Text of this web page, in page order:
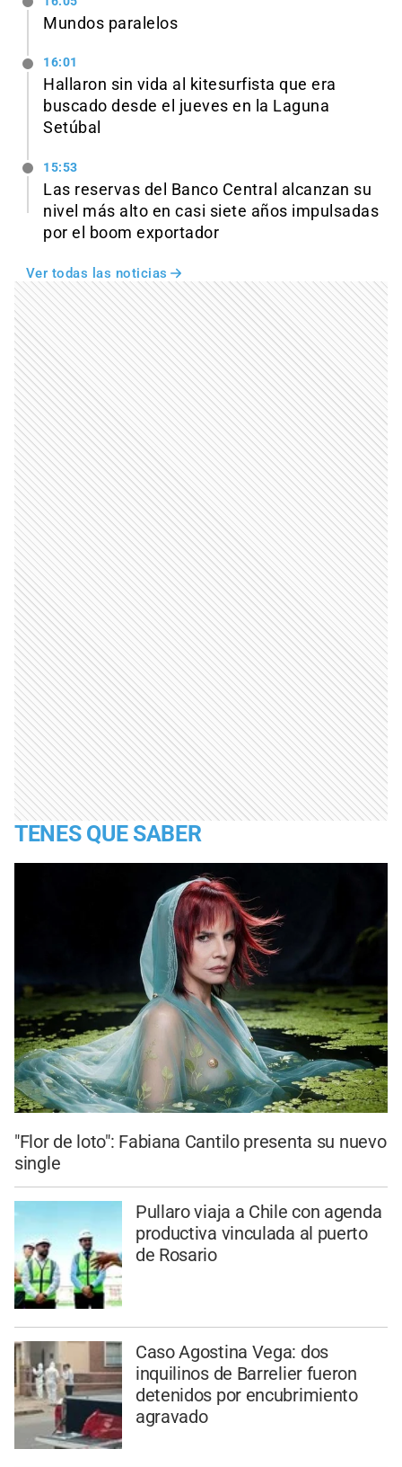
Mundos paralelos
16:01
Hallaron sin vida al kitesurfista que era
buscado desde el jueves en la Laguna
Setúbal
15:53
Las reservas del Banco Central alcanzan su
nivel más alto en casi siete años impulsadas
por el boom exportador
Ver todas las noticias
TENES QUE SABER
"Flor de loto": Fabiana Cantilo presenta su nuevo
single
Pullaro viaja a Chile con agenda
productiva vinculada al puerto
de Rosario
Caso Agostina Vega: dos
inquilinos de Barrelier fueron
detenidos por encubrimiento
agravado